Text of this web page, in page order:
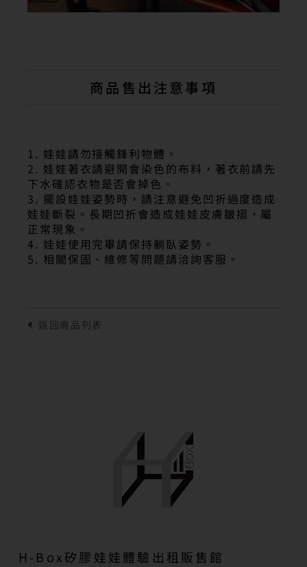
商品售出注意事項
1. 娃娃請勿接觸鋒利物體。
2. 娃娃著衣請避開會染色的布料，著衣前請先
下水確認衣物是否會掉色。
3. 擺設娃娃姿勢時，請注意避免凹折過度造成
娃娃斷裂。長期凹折會造成娃娃皮膚皺摺，屬
正常現象。
4. 娃娃使用完畢請保持躺臥姿勢。
5. 相關保固、維修等問題請洽詢客服。
H-Box矽膠娃娃體驗出租販售館